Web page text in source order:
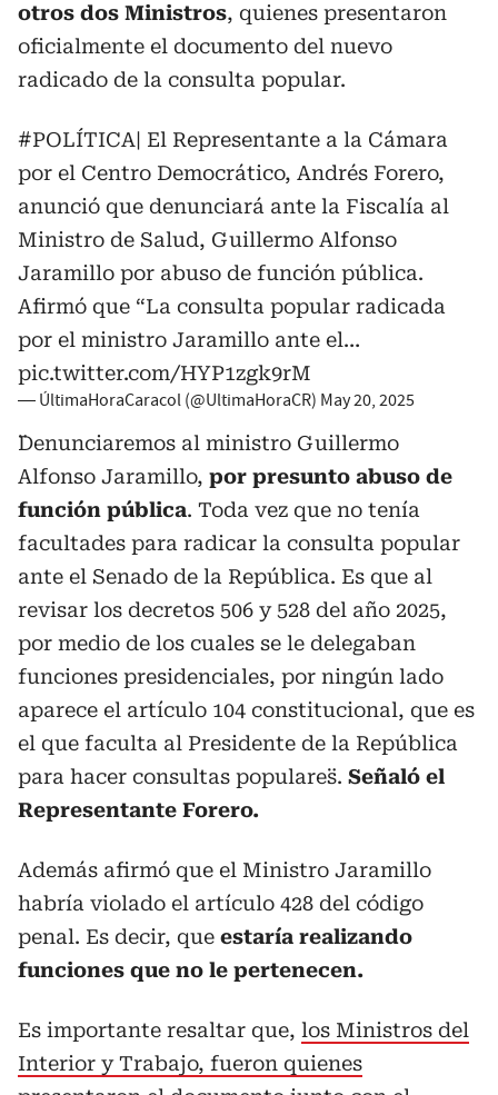
otros dos Ministros, quienes presentaron
oficialmente el documento del nuevo
radicado de la consulta popular.
#POLÍTICA| El Representante a la Cámara
por el Centro Democrático, Andrés Forero,
anunció que denunciará ante la Fiscalía al
Ministro de Salud, Guillermo Alfonso
Jaramillo por abuso de función pública.
Afirmó que “La consulta popular radicada
por el ministro Jaramillo ante el…
pic.twitter.com/HYP1zgk9rM
— ÚltimaHoraCaracol (@UltimaHoraCR) May 20, 2025
¨Denunciaremos al ministro Guillermo
Alfonso Jaramillo, por presunto abuso de
función pública. Toda vez que no tenía
facultades para radicar la consulta popular
ante el Senado de la República. Es que al
revisar los decretos 506 y 528 del año 2025,
por medio de los cuales se le delegaban
funciones presidenciales, por ningún lado
aparece el artículo 104 constitucional, que es
el que faculta al Presidente de la República
para hacer consultas populares¨. Señaló el
Representante Forero.
Además afirmó que el Ministro Jaramillo
habría violado el artículo 428 del código
penal. Es decir, que estaría realizando
funciones que no le pertenecen.
Es importante resaltar que, los Ministros del
Interior y Trabajo, fueron quienes